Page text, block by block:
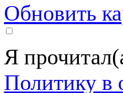
Обновить
Я
Политику в